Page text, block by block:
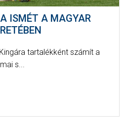
ISMÉT A MAGYAR
tartalékként számít a
s...